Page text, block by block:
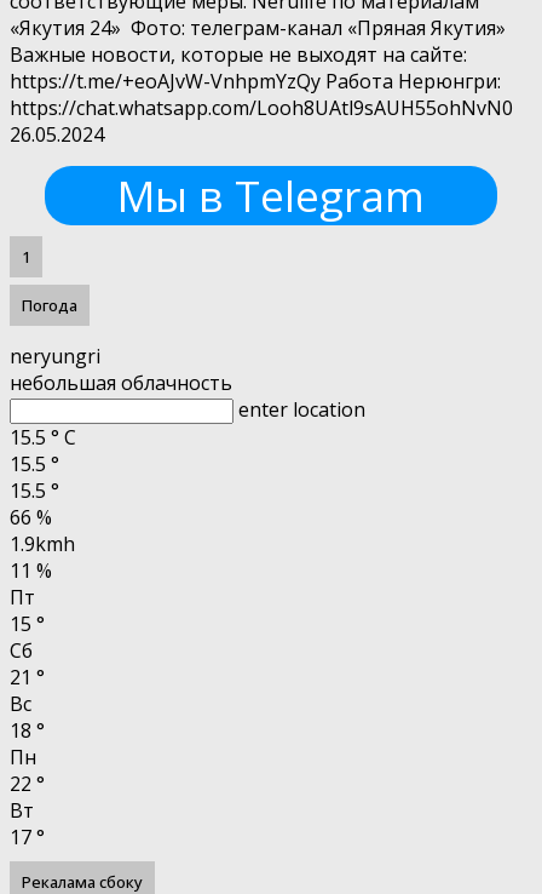
«Якутия 24» Фото: телеграм-канал «Пряная Якутия»
Важные новости, которые не выходят на сайте:
https://t.me/+eoAJvW-VnhpmYzQy Работа Нерюнгри:
https://chat.whatsapp.com/Looh8UAtl9sAUH55ohNvN0
26.05.2024
Мы в Telegram
1
Погода
neryungri
небольшая облачность
enter location
15.5 ° C
15.5 °
15.5 °
66 %
1.9kmh
11 %
Пт
15 °
Сб
21 °
Вс
18 °
Пн
22 °
Вт
17°
Рекалама сбоку